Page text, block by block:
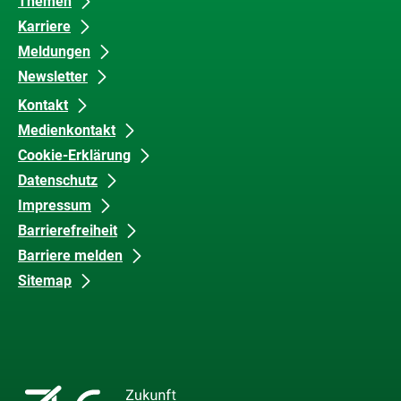
Karriere
Meldungen
Newsletter
Kontakt
Medienkontakt
Cookie-Erklärung
Datenschutz
Impressum
Barrierefreiheit
Barriere melden
Sitemap